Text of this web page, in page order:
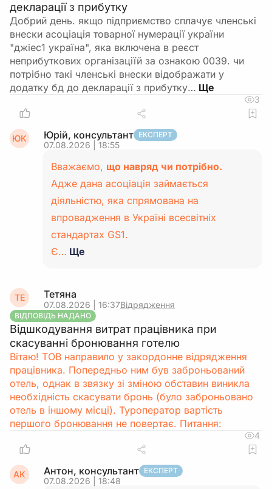
декларації з прибутку
Добрий день. якщо підприємство сплачує членські
внески асоціація товарної нумерації україни
"джіес1 україна", яка включена в реєст
неприбуткових організаціїй за ознакою 0039. чи
потрібно такі членські внески відображати у
додатку бд до декларації з прибутку…
3
ЮК Юрій, консультант ЕКСПЕРТ
07.08.2026 | 18:55
Вважаємо, що навряд чи потрібно.
Адже дана асоціація займається
діяльністю, яка спрямована на
впровадження в Україні всесвітніх
стандартах GS1.
Є… Ще
ТЕ Тетяна
07.08.2026 | 16:37Відрядження
ВІДПОВІДЬ НАДАНО
Відшкодування витрат працівника при
скасуванні бронювання готелю
Вітаю! ТОВ направило у закордонне відрядження
працівника. Попередньо ним був заброньований
отель, однак в звязку зі зміною обставин виникла
необхідність скасувати бронь (було заброньовано
отель в іншому місці). Туроператор вартість
першого бронювання не повертає. Питання:
4
АК Антон, консультант ЕКСПЕРТ
07.08.2026 | 18:48